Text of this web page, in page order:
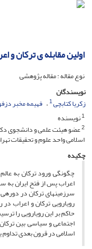
اولین مقابله‏ ى ترکان
نوع مقاله : مقاله پژوهشی
نویسندگان
زکریا کتابچی1 فهیمه مخبر
1نویسنده
2عضو هیئت علمى و دانشجوى
اسلامى واحد علوم و تحقیقات
چکیده
چگونگى ورود ترکان به
اعراب پس از فتح ایران به
سرزمین‏هاى ترکان در
رویارویى ترکان و اعراب
حاکم بر این رویارویى را
اجتماعى و سیاسى بین
اسلامى در قرون بعدى تداوم